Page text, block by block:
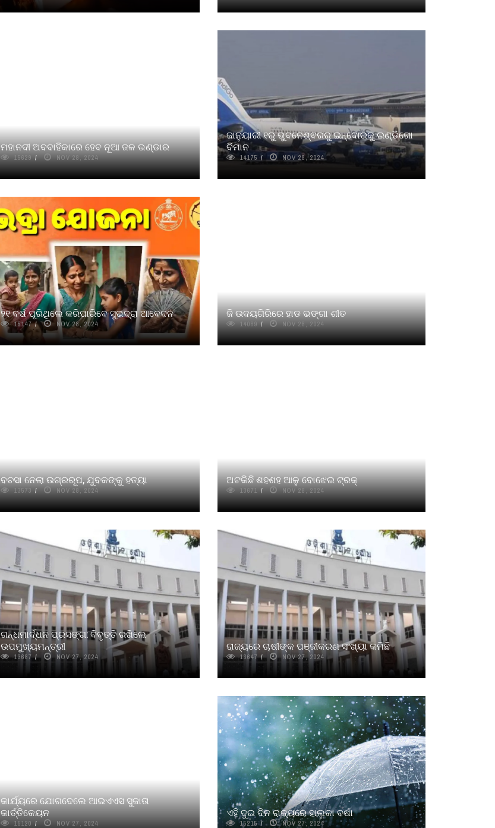
ମହାନଦୀ ଅବବାହିକାରେ ହେବ ନୂଆ ଜଳ ଭଣ୍ଡାର
15629 NOV 28, 2024
ଜାନୁୟାରୀ ୧ରୁ ଭୁବନେଶ୍ଵରରୁ ଇନ୍ଦୋରକୁ ଇଣ୍ଡିଗୋ
ବିମାନ
14175 NOV 28, 2024
୨୧ ବର୍ଷ ପୂରିଥିଲେ କରିପାରିବେ ସୁଭଦ୍ରା ଆବେଦନ
15147 NOV 28, 2024
ଜି ଉଦୟଗିରିରେ ହାଡ ଭଙ୍ଗା ଶୀତ
14089 NOV 28, 2024
ବଚସା ନେଲା ଉଗ୍ରରୂପ, ଯୁବକଙ୍କୁ ହତ୍ୟା
13573 NOV 28, 2024
ଅଟକିଛି ଶହଶହ ଆଳୁ ବୋଝେଇ ଟ୍ରକ୍
13671 NOV 28, 2024
ଗନ୍ଧମାର୍ଦ୍ଧନ ପ୍ରସଙ୍ଗ: ବିବୃତ୍ତି ରଖିଲେ
ଉପମୁଖ୍ୟମନ୍ତ୍ରୀ
13687 NOV 27, 2024
ରାଜ୍ୟରେ ଚାଷୀଙ୍କ ପଞ୍ଜୀକରଣ ସଂଖ୍ୟା କମିଛି
13647 NOV 27, 2024
କାର୍ଯ୍ୟରେ ଯୋଗଦେଲେ ଆଇଏଏସ ସୁଜାତା
କାର୍ତ୍ତିକେୟନ
15120 NOV 27, 2024
ଏହି ଦୁଇ ଦିନ ରାଜ୍ୟରେ ହାଲୁକା ବର୍ଷା
15215 NOV 27, 2024